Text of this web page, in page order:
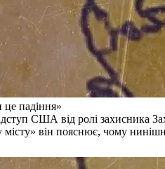
це падіння»
США від ролі
місту» він пояснює, чому